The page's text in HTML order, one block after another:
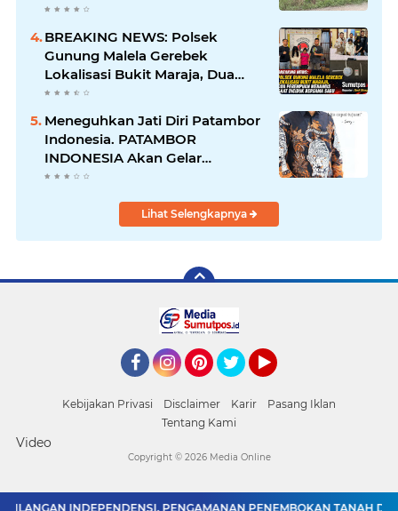
yang Diduga Diserobot PT Jatim
BREAKING NEWS: Polsek
Gunung Malela Gerebek
Lokalisasi Bukit Maraja, Dua
Perempuan Menangis Saat
Diciduk Bersama Sabu
Meneguhkan Jati Diri Patambor
Indonesia. PATAMBOR
INDONESIA Akan Gelar
RAKERNAS II Di Jakarta.
Lihat Selengkapnya
Kebijakan Privasi Disclaimer Karir
Pasang Iklan
Tentang Kami
Video
INDEPENDENSI. PENGAMANAN PENEMBOKAN TANAH DI
Copyright © 2026 Media Online